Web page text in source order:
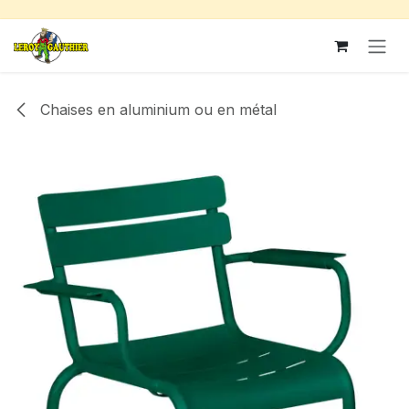
Se rendre au contenu
Chaises en aluminium ou en métal